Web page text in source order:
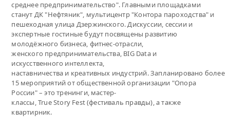
среднее предпринимательство". Главными площадками
станут ДК "Нефтяник", мультицентр "Контора пароходства" и
пешеходная улица Дзержинского. Дискуссии, сессии и
экспертные гостиные будут посвящены развитию
молодёжного бизнеса, фитнес-отрасли,
женского предпринимательства, BIG Data и
искусственного интеллекта,
наставничества и креативных индустрий. Запланировано более
15 мероприятий от общественной организации "Опора
России" – это тренинги, мастер-
классы, True Story Fest (фестиваль правды), а также
квартирник.